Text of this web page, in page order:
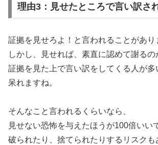
理由3：見せたところで言い訳さ
証拠を見せろよ！と言われることがあり
しかし、見せれば、素直に認めて謝る
証拠を見た上で言い訳をしてくる人が多
呆れますね。
そんなこと言われるくらいなら、
見せない恐怖を与えたほうが100倍いい
破られたり、捨てられたりするリスクも